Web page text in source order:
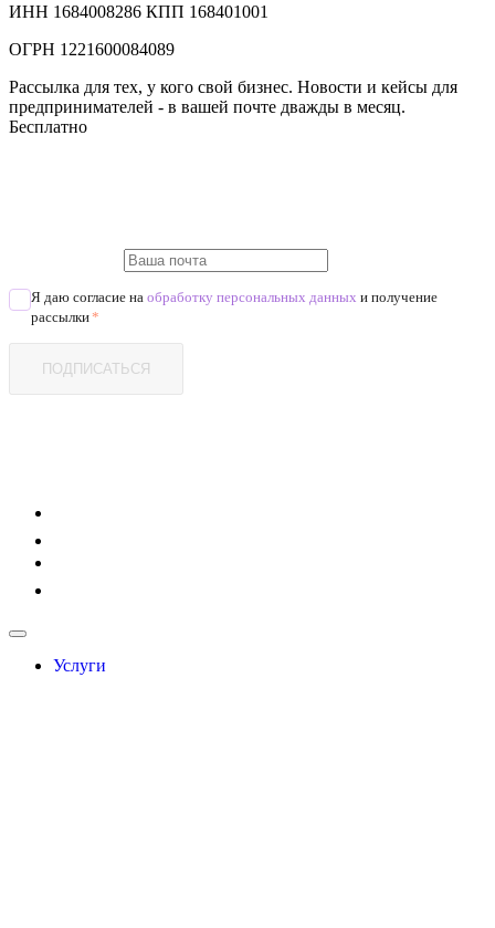
ИНН 1684008286 КПП 168401001
ОГРН 1221600084089
Рассылка для тех, у кого свой бизнес. Новости и кейсы для
предпринимателей - в вашей почте дважды в месяц.
Бесплатно
Я даю согласие на обработку персональных данных и получение
рассылки*
ПОДПИСАТЬСЯ
Услуги